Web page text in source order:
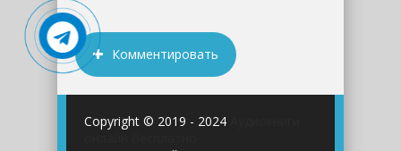
Комментировать
Copyright © 2019 - 2024